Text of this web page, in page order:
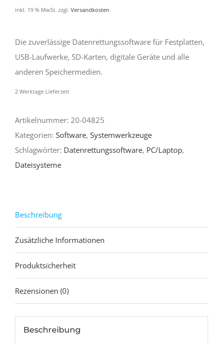
inkl. 19 % MwSt. zzgl. Versandkosten
Die zuverlässige Datenrettungssoftware für Festplatten,
USB-Laufwerke, SD-Karten, digitale Geräte und alle
anderen Speichermedien.
2 Werktage Lieferzeit
Artikelnummer: 20-04825
Kategorien: Software, Systemwerkzeuge
Schlagwörter: Datenrettungssoftware, PC/Laptop,
Dateisysteme
Beschreibung
Zusätzliche Informationen
Produktsicherheit
Rezensionen (0)
Beschreibung